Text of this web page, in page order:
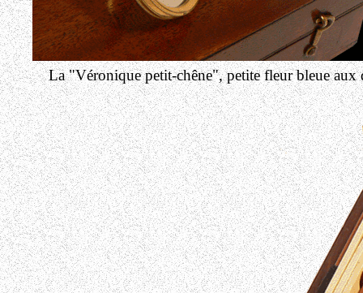
La "Véronique petit-chêne", petite fleur bleue aux